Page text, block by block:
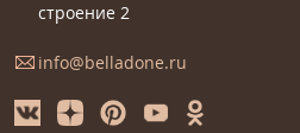
строение 2
info@belladone.ru